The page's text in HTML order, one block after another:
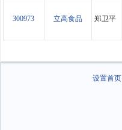
300973 立高食品 郑卫平
设置首页